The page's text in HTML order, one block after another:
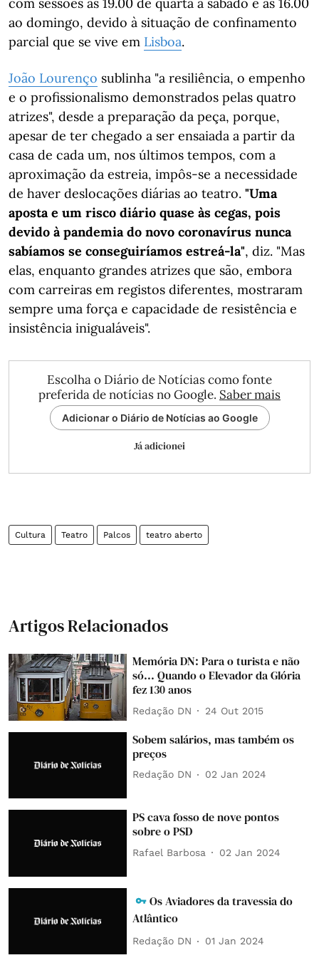
ao domingo, devido à situação de confinamento
parcial que se vive em Lisboa.
João Lourenço sublinha "a resiliência, o empenho
e o profissionalismo demonstrados pelas quatro
atrizes", desde a preparação da peça, porque,
apesar de ter chegado a ser ensaiada a partir da
casa de cada um, nos últimos tempos, com a
aproximação da estreia, impôs-se a necessidade
de haver deslocações diárias ao teatro. "Uma
aposta e um risco diário quase às cegas, pois
devido à pandemia do novo coronavírus nunca
sabíamos se conseguiríamos estreá-la", diz. "Mas
elas, enquanto grandes atrizes que são, embora
com carreiras em registos diferentes, mostraram
sempre uma força e capacidade de resistência e
insistência inigualáveis".
Escolha o Diário de Notícias como fonte
preferida de notícias no Google. Saber mais
Adicionar o Diário de Notícias ao Google
Já adicionei
Cultura Teatro Palcos teatro aberto
Artigos Relacionados
Memória DN: Para o turista e não
só... Quando o Elevador da Glória
fez 130 anos
Redação DN 24 Out 2015
Sobem salários, mas também os
preços
Redação DN 02 Jan 2024
PS cava fosso de nove pontos
sobre o PSD
Rafael Barbosa 02 Jan 2024
Os Aviadores da travessia do
Atlântico
Redação DN 01 Jan 2024